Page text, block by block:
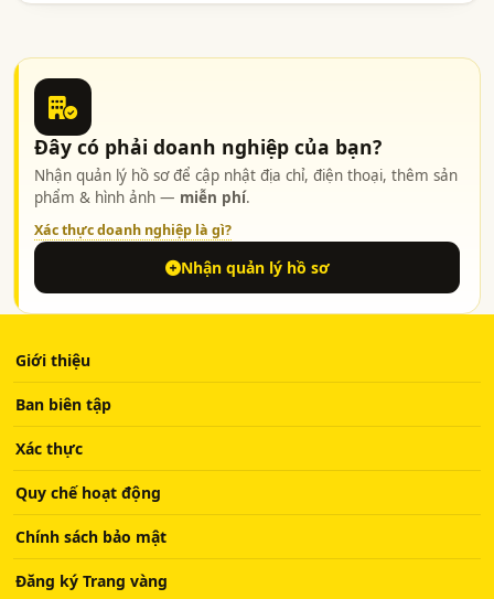
Đây có phải doanh nghiệp của bạn?
Nhận quản lý hồ sơ để cập nhật địa chỉ, điện thoại, thêm sản
phẩm & hình ảnh — miễn phí.
Xác thực doanh nghiệp là gì?
Nhận quản lý hồ sơ
Giới thiệu
Ban biên tập
Xác thực
Quy chế hoạt động
Chính sách bảo mật
Đăng ký Trang vàng